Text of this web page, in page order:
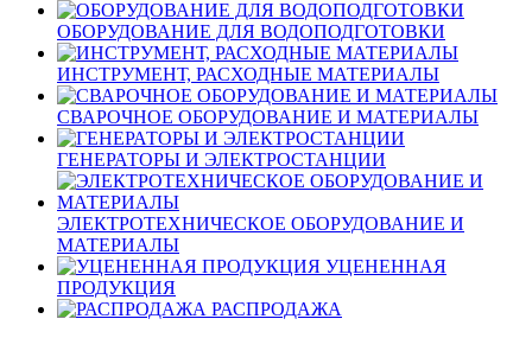
ОБОРУДОВАНИЕ ДЛЯ ВОДОПОДГОТОВКИ
ИНСТРУМЕНТ, РАСХОДНЫЕ МАТЕРИАЛЫ
СВАРОЧНОЕ ОБОРУДОВАНИЕ И МАТЕРИАЛЫ
ГЕНЕРАТОРЫ И ЭЛЕКТРОСТАНЦИИ
ЭЛЕКТРОТЕХНИЧЕСКОЕ ОБОРУДОВАНИЕ И
МАТЕРИАЛЫ
УЦЕНЕННАЯ
ПРОДУКЦИЯ
РАСПРОДАЖА